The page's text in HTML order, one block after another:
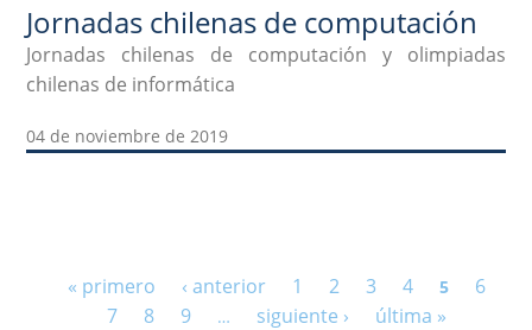
Jornadas chilenas de computación
Jornadas chilenas de computación y olimpiadas
chilenas de informática
04 de noviembre de 2019
Páginas
« primero ‹ anterior 1 2 3 4 5
6
7
8 9 … siguiente › última »